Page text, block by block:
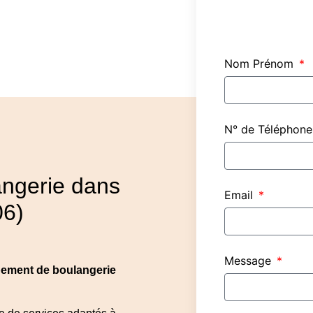
dans
de boulangerie
Nom Prénom
N° de
Email
Message